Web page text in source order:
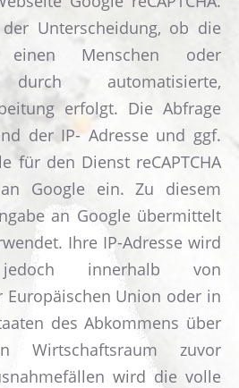
Unterscheidung, ob die
Menschen oder
durch automatisierte,
erfolgt. Die Abfrage
der IP- Adresse und ggf.
für den Dienst reCAPTCHA
Google ein. Zu diesem
an Google übermittelt
Ihre IP-Adresse wird
innerhalb von
Europäischen Union oder in
des Abkommens über
Wirtschaftsraum zuvor
wird die volle